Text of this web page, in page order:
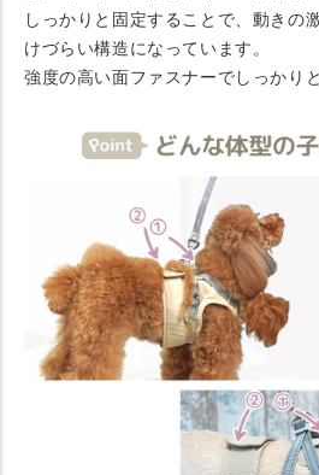
しっかりと固定することで、動きの
けづらい構造になっています。
強度の高い面ファスナーでしっかり